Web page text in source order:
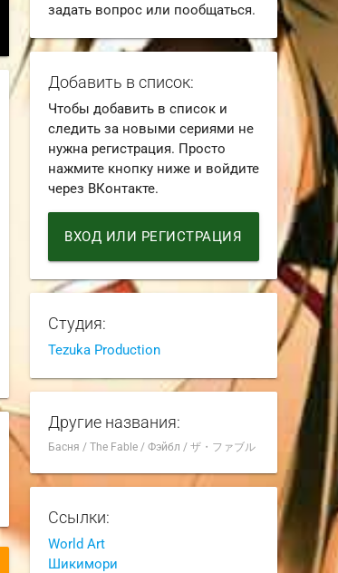
задать вопрос или пообщаться.
Добавить в список:
Чтобы добавить в список и
следить за новыми сериями не
нужна регистрация. Просто
нажмите кнопку ниже и войдите
через ВКонтакте.
ВХОД ИЛИ РЕГИСТРАЦИЯ
Студия:
Tezuka Production
Другие названия:
Басня / The Fable/ Фэйбл / ザ・ファブル
Ссылки:
World Art
Шикимори